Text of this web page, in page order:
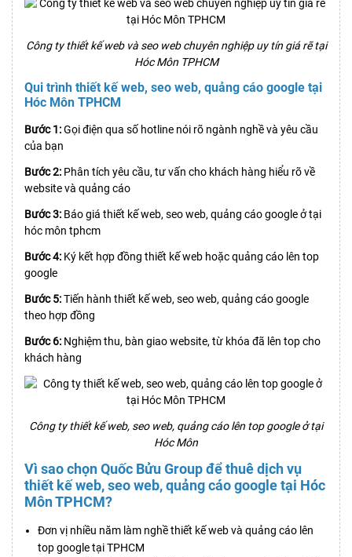
Công ty thiết kế web và seo web chuyên nghiệp uy tín giá rẽ tại
Hóc Môn TPHCM
Qui trình thiết kế web, seo web, quảng cáo google tại
Hóc Môn TPHCM
Bước 1:Gọi điện qua số hotline nói rõ ngành nghề và yêu cầu
của bạn
Bước 2: Phân tích yêu cầu, tư vấn cho khách hàng hiểu rõ về
website và quảng cáo
Bước 3: Báo giá thiết kế web, seo web, quảng cáo google ở tại
hóc môn tphcm
Bước 4: Ký kết hợp đồng thiết kế web hoặc quảng cáo lên top
google
Bước 5:Tiến hành thiết kế web, seo web, quảng cáo google
theo hợp đồng
Bước 6: Nghiệm thu, bàn giao website, từ khóa đã lên top cho
khách hàng
Công ty thiết kế web, seo web, quảng cáo lên top google ở tại
Hóc Môn
Vì sao chọn Quốc Bửu Group để thuê dịch vụ
thiết kế web, seo web, quảng cáo google tại Hóc
Môn TPHCM?
Đơn vị nhiều năm làm nghề thiết kế web và quảng cáo lên
top google tại TPHCM